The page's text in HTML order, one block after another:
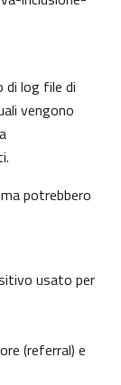
di log file di
vengono
potrebbero
usato per
(referral) e